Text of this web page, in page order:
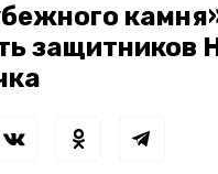
защитников